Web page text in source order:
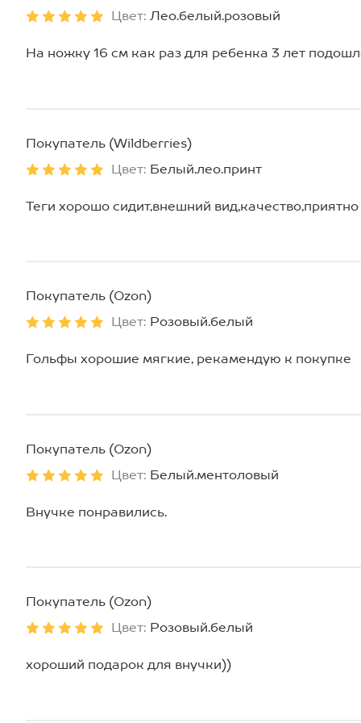
Цвет: Лео.белый.розовый
На ножку 16 см как раз для ребенка 3 лет
Покупатель (Wildberries)
Цвет: Белый.лео.принт
Теги хорошо сидит,внешний
Покупатель (Ozon)
Цвет: Розовый.белый
Гольфы хорошие мягкие, рекамендую к покупке
Покупатель (Ozon)
Цвет: Белый.ментоловый
Внучке понравились.
Покупатель (Ozon)
Цвет: Розовый.белый
хороший подарок для внучки))